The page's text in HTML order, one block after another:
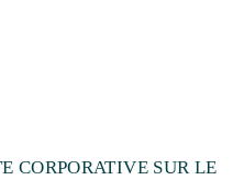
CORPORATIVE SUR LE